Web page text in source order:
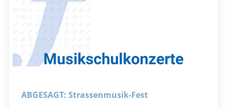
ABGESAGT: Strassenmusik-Fest